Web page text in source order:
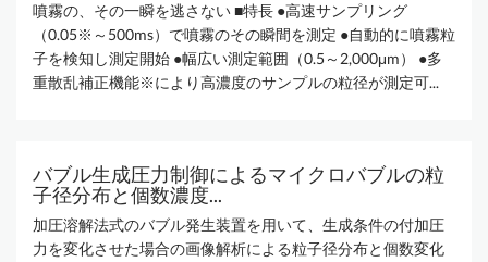
噴霧の、その一瞬を逃さない ■特長 ●高速サンプリング
（0.05※～500ms）で噴霧のその瞬間を測定 ●自動的に噴霧粒
子を検知し測定開始 ●幅広い測定範囲（0.5～2,000μm） ●多
重散乱補正機能※により高濃度のサンプルの粒径が測定可...
バブル生成圧力制御によるマイクロバブルの粒
子径分布と個数濃度...
加圧溶解法式のバブル発生装置を用いて、生成条件の付加圧
力を変化させた場合の画像解析による粒子径分布と個数変化